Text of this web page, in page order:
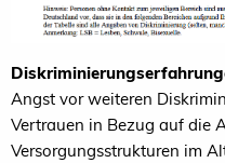
Angst vor weiteren
Vertrauen in Bezug auf die
Versorgungsstrukturen im